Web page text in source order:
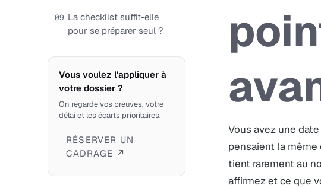
09 La checklist suffit-elle
pour se préparer seul ?
Vous voulez l'appliquer à
votre dossier ?
On regarde vos preuves, votre
délai et les écarts prioritaires.
RÉSERVER UN
CADRAGE ↗
Vous avez une
pensaient la
tient rarement au
affirmez et ce que